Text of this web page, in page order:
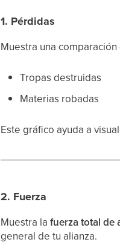
1. Pérdidas
Muestra una
Tropas destruidas
Materias robadas
Este gráfico ayuda a
2. Fuerza
Muestra lafuerza total de
general de tu alianza.